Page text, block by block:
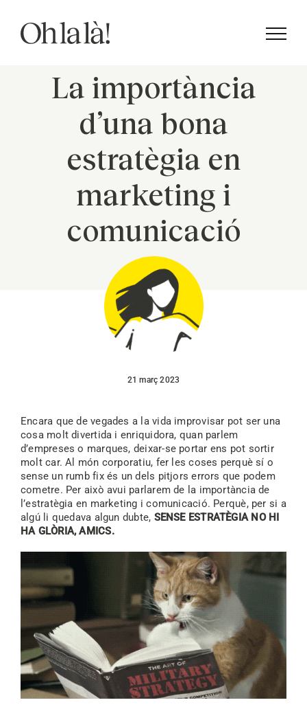
content
La importància
d’una bona
estratègia en
marketing i
comunicació
21 març 2023
Encara que de vegades a la vida improvisar pot ser una
cosa molt divertida i enriquidora, quan parlem
d’empreses o marques, deixar-se portar ens pot sortir
molt car. Al món corporatiu, fer les coses perquè sí o
sense un rumb fix és un dels pitjors errors que podem
cometre. Per això avui parlarem de la importància de
l’estratègia en marketing i comunicació. Perquè, per si a
algú li quedava algun dubte, SENSE ESTRATÈGIA NO HI
HA GLÒRIA, AMICS.